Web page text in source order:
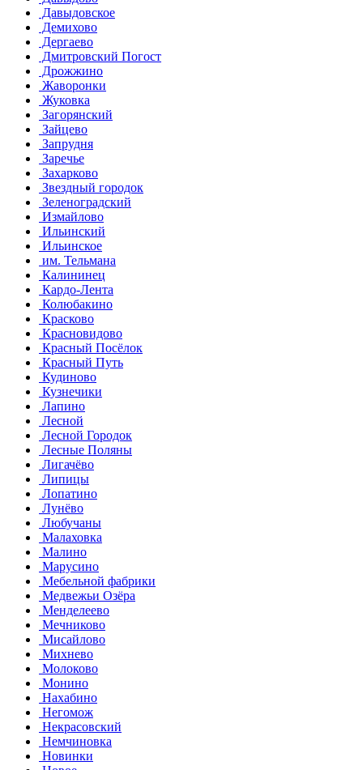
Давыдовское
Демихово
Дергаево
Дмитровский Погост
Дрожжино
Жаворонки
Жуковка
Загорянский
Зайцево
Запрудня
Заречье
Захарково
Звездный городок
Зеленоградский
Измайлово
Ильинский
Ильинское
им. Тельмана
Калининец
Кардо-Лента
Колюбакино
Красково
Красновидово
Красный Посёлок
Красный Путь
Кудиново
Кузнечики
Лапино
Лесной
Лесной Городок
Лесные Поляны
Лигачёво
Липицы
Лопатино
Лунёво
Любучаны
Малаховка
Малино
Марусино
Мебельной фабрики
Медвежьи Озёра
Менделеево
Мечниково
Мисайлово
Михнево
Молоково
Монино
Нахабино
Негомож
Некрасовский
Немчиновка
Новинки